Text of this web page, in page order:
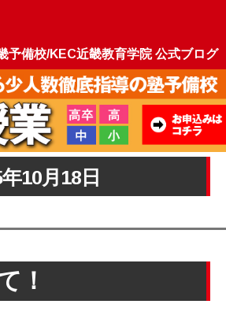
予備校/KEC近畿教育学院 公式ブログ
10月18日
！